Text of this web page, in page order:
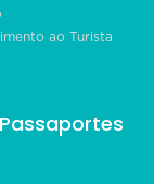
ao Turista